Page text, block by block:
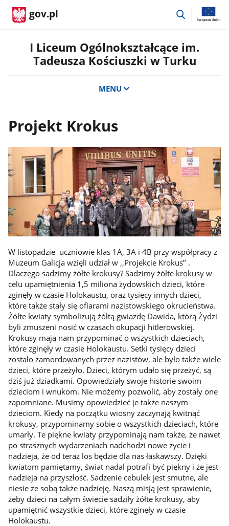
gov.pl
przejdź
I Liceum Ogólnokształcące im.
Tadeusza Kościuszki w Turku
MENU
Projekt Krokus
W listopadzie uczniowie klas 1A, 3A i 4B przy współpracy z
Muzeum Galicja wzięli udział w ,,Projekcie Krokus’’ .
Dlaczego sadzimy żółte krokusy? Sadzimy żółte krokusy w
celu upamiętnienia 1,5 miliona żydowskich dzieci, które
zginęły w czasie Holokaustu, oraz tysięcy innych dzieci,
które także stały się ofiarami nazistowskiego okrucieństwa.
Żółte kwiaty symbolizują żółtą gwiazdę Dawida, którą Żydzi
byli zmuszeni nosić w czasach okupacji hitlerowskiej.
Krokusy mają nam przypominać o wszystkich dzieciach,
które zginęły w czasie Holokaustu. Setki tysięcy dzieci
zostało zamordowanych przez nazistów, ale było także wiele
dzieci, które przeżyło. Dzieci, którym udało się przeżyć, są
dziś już dziadkami. Opowiedziały swoje historie swoim
dzieciom i wnukom. Nie możemy pozwolić, aby zostały one
zapomniane. Musimy opowiedzieć je także naszym
dzieciom. Kiedy na początku wiosny zaczynają kwitnąć
krokusy, przypominamy sobie o wszystkich dzieciach, które
umarły. Te piękne kwiaty przypominają nam także, że nawet
po strasznych wydarzeniach nadchodzi nowe życie i
nadzieja, że od teraz los będzie dla nas łaskawszy. Dzięki
kwiatom pamiętamy, świat nadal potrafi być piękny i że jest
nadzieja na przyszłość. Sadzenie cebulek jest smutne, ale
niesie ze sobą także nadzieję. Naszą misją jest sprawienie,
żeby dzieci na całym świecie sadziły żółte krokusy, aby
upamiętnić wszystkie dzieci, które zginęły w czasie
Holokaustu.